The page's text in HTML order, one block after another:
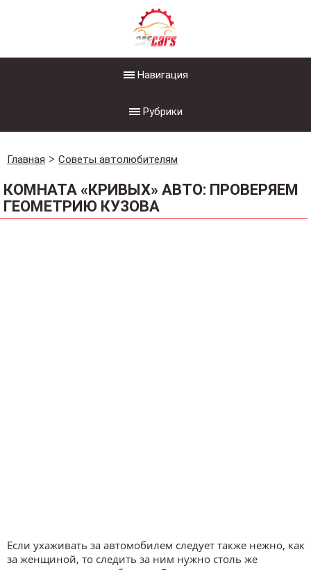
Навигация
Рубрики
Главная Советы автолюбителям
КОМНАТА «КРИВЫХ» АВТО: ПРОВЕРЯЕМ
ГЕОМЕТРИЮ КУЗОВА
Если ухаживать за автомобилем следует также нежно, как
за женщиной, то следить за ним нужно столь же